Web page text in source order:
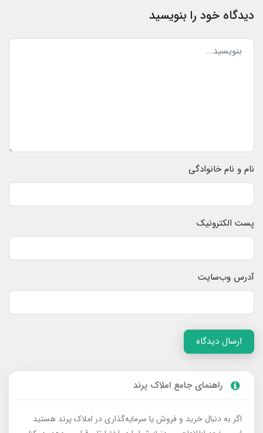
دیدگاه خود را بنویسید
نام و نام خانوادگی
پست الکترونیک
آدرس وب‌سایت
ارسال دیدگاه
راهنمای جامع املاک پرند
اگر به دنبال خرید و فروش یا سرمایه‌گذاری در املاک پرند هستید